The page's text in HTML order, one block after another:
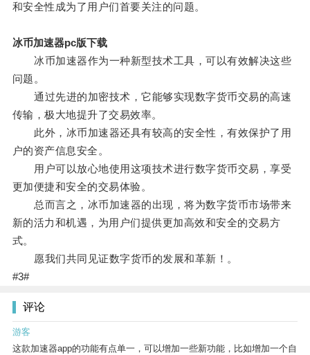
和安全性成为了用户们首要关注的问题。
冰币加速器pc版下载
冰币加速器作为一种新型技术工具，可以有效解决这些
问题。
通过先进的加密技术，它能够实现数字货币交易的高速
传输，极大地提升了交易效率。
此外，冰币加速器还具有较高的安全性，有效保护了用
户的资产信息安全。
用户可以放心地使用这项技术进行数字货币交易，享受
更加便捷和安全的交易体验。
总而言之，冰币加速器的出现，将为数字货币市场带来
新的活力和机遇，为用户们提供更加高效和安全的交易方
式。
愿我们共同见证数字货币的发展和革新！。
#3#
评论
游客
这款加速器app的功能有点单一，可以增加一些新功能，比如增加一个自